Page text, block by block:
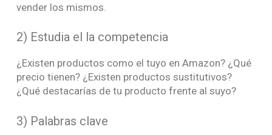
vender los mismos.
2) Estudia el la competencia
¿Existen productos como el tuyo en Amazon? ¿Qué
precio tienen? ¿Existen productos sustitutivos?
¿Qué destacarías de tu producto frente al suyo?
3) Palabras clave